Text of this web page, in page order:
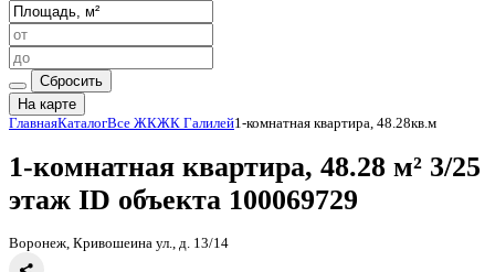
Сбросить
На карте
Главная КаталогВсе ЖКЖК Галилей